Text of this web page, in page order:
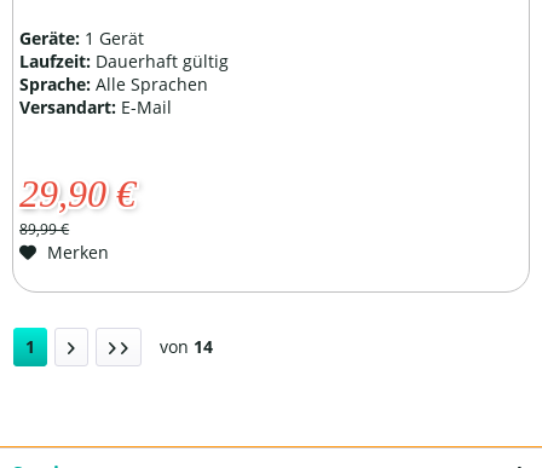
Geräte: 1 Gerät
Laufzeit: Dauerhaft gültig
Sprache:Alle Sprachen
Versandart: E-Mail
29,90 €
89,99 €
Merken
1 von 14